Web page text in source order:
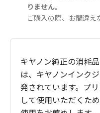
りません。
ご購入の際、お間違え
キヤノン純正の消耗
は、キヤノンインク
発されています。プ
して使用いただくた